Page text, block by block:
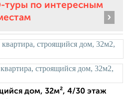
туры по интересным
›
дом, 32м², 4/30 этаж